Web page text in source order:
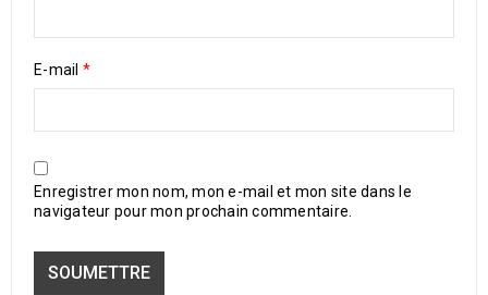
E-mail *
Enregistrer mon nom, mon e-mail et mon site dans le
navigateur pour mon prochain commentaire.